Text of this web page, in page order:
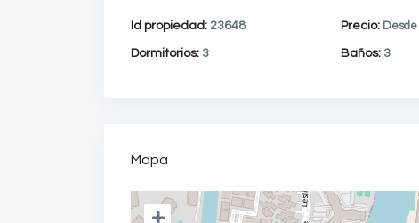
Id propiedad: 23648 Precio: Desde
Dormitorios: 3 Baños: 3
Mapa